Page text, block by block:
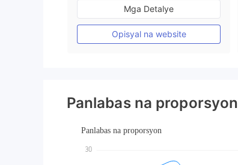
Paggawa ng Market (MM)
Pansariling pagsasaliksik
Mga Detalye
Opisyal na website
Panlabas na proporsyon